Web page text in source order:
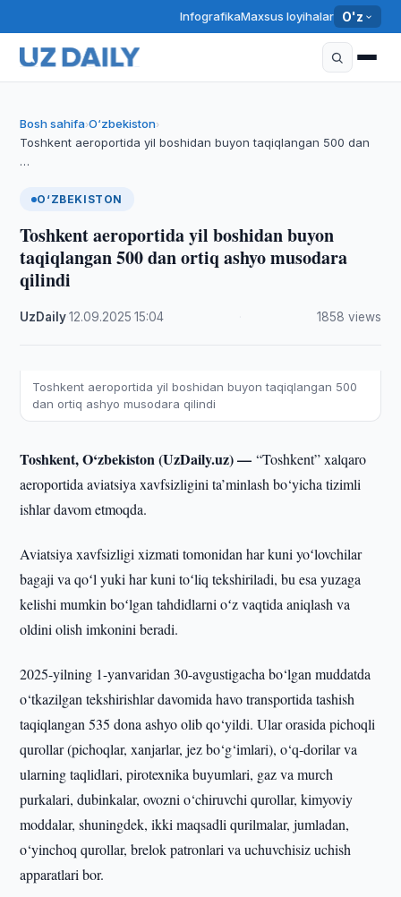
InfografikaMaxsus loyihalar O'z
Bosh sahifa›O‘zbekiston›
Toshkent aeroportida yil boshidan buyon taqiqlangan 500 dan
…
O‘ZBEKISTON
Toshkent aeroportida yil boshidan buyon
taqiqlangan 500 dan ortiq ashyo musodara
qilindi
UzDaily·12.09.2025 ·15:04 1858 views
Toshkent aeroportida yil boshidan buyon taqiqlangan 500
dan ortiq ashyo musodara qilindi
Toshkent, O‘zbekiston (UzDaily.uz) —“Toshkent” xalqaro
aeroportida aviatsiya xavfsizligini ta’minlash bo‘yicha tizimli
ishlar davom etmoqda.
Aviatsiya xavfsizligi xizmati tomonidan har kuni yoʻlovchilar
bagaji va qoʻl yuki har kuni toʻliq tekshiriladi, bu esa yuzaga
kelishi mumkin boʻlgan tahdidlarni oʻz vaqtida aniqlash va
oldini olish imkonini beradi.
2025-yilning 1-yanvaridan 30-avgustigacha bo‘lgan muddatda
o‘tkazilgan tekshirishlar davomida havo transportida tashish
taqiqlangan 535 dona ashyo olib qo‘yildi. Ular orasida pichoqli
qurollar (pichoqlar, xanjarlar, jez bo‘g‘imlari), o‘q-dorilar va
ularning taqlidlari, pirotexnika buyumlari, gaz va murch
purkalari, dubinkalar, ovozni o‘chiruvchi qurollar, kimyoviy
moddalar, shuningdek, ikki maqsadli qurilmalar, jumladan,
o‘yinchoq qurollar, brelok patronlari va uchuvchisiz uchish
apparatlari bor.